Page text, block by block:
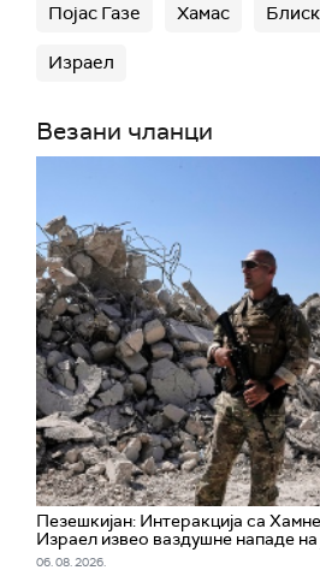
Појас Газе Хамас
Израел
Везани чланци
Пезешкијан: Интеракција са
Израел извео ваздушне нападе на
06. 08. 2026.